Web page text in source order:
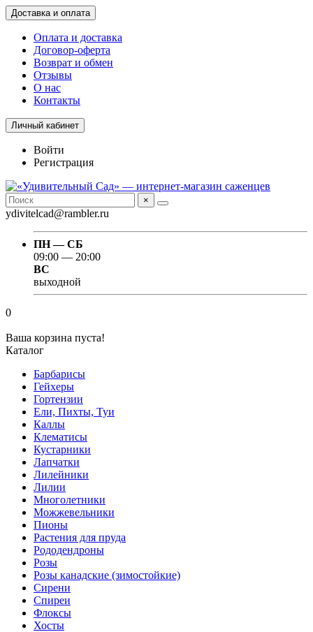
Доставка и оплата
Оплата и доставка
Договор-оферта
Возврат и обмен
Отзывы
О нас
Контакты
Личный кабинет
Войти
Регистрация
×
ydivitelcad@rambler.ru
ПН — СБ
09:00 — 20:00
ВС
выходной
0
Ваша корзина пуста!
Каталог
Барбарисы
Гейхеры
Гортензии
Ели, Пихты, Туи
Каллы
Клематисы
Кустарники
Лапчатки
Лилейники
Лилии
Многолетники
Можжевельники
Пионы
Растения для пруда
Рододендроны
Розы
Розы канадские (зимостойкие)
Сирени
Спиреи
Флоксы
Хосты